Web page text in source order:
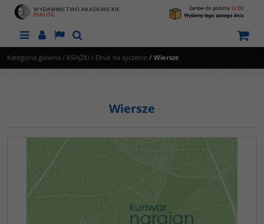
MenuPanelLangSzukaj
Kategoria główna / KSIĄŻKI / Druk na życzenie / Wiersze
Wiersze